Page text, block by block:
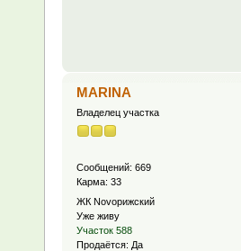
MARINA
Владелец участка
Сообщений: 669
Карма: 33
ЖК Novoрижский
Уже живу
Участок 588
Продаётся: Да